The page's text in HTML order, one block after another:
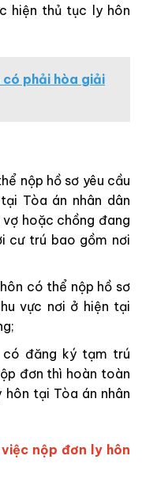
hiện thủ tục ly hôn
phải hòa giải
nộp hồ sơ yêu cầu
Tòa án nhân dân
hoặc chồng đang
cư trú bao gồm nơi
có thể nộp hồ sơ
vực nơi ở hiện tại
có đăng ký tạm trú
đơn thì hoàn toàn
tại Tòa án nhân
nộp đơn ly hôn